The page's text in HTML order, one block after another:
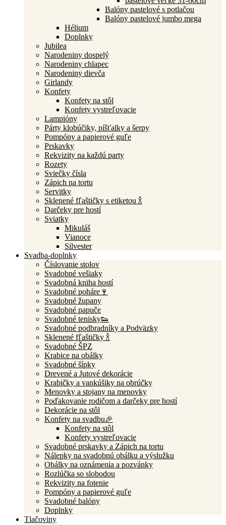
Balóny pastelové s potlačou
Balóny pastelové jumbo mega
Hélium
Doplnky
Jubilea
Narodeniny dospelý
Narodeniny chlapec
Narodeniny dievča
Girlandy
Konfety
Konfety na stôl
Konfety vystreľovacie
Lampióny
Párty klobúčiky, píšťalky a šerpy
Pompóny a papierové guľe
Prskavky
Rekvizity na každú party
Rozety
Sviečky čísla
Zápich na tortu
Servitky
Sklenené fľaštičky s etiketou 🍾
Darčeky pre hostí
Sviatky
Mikuláš
Vianoce
Silvester
Svadba-doplnky
Číslovanie stolov
Svadobné vešiaky
Svadobná kniha hostí
Svadobné poháre🍷
Svadobné župany
Svadobné papuče
Svadobné tenisky👟
Svadobné podbradníky a Podväzky
Sklenené fľaštičky 🍾
Svadobné ŠPZ
Krabice na obálky
Svadobné šípky
Drevené a Jutové dekorácie
Krabičky a vankúšiky na obrúčky
Menovky a stojany na menovky
Poďakovanie rodičom a darčeky pre hostí
Dekorácie na stôl
Konfety na svadbu🎉
Konfety na stôl
Konfety vystreľovacie
Svadobné prskavky a Zápich na tortu
Nálepky na svadobnú obálku a výslužku
Obálky na oznámenia a pozvánky
Rozlúčka so slobodou
Rekvizity na fotenie
Pompóny a papierové guľe
Svadobné balóny
Doplnky
Tlačoviny